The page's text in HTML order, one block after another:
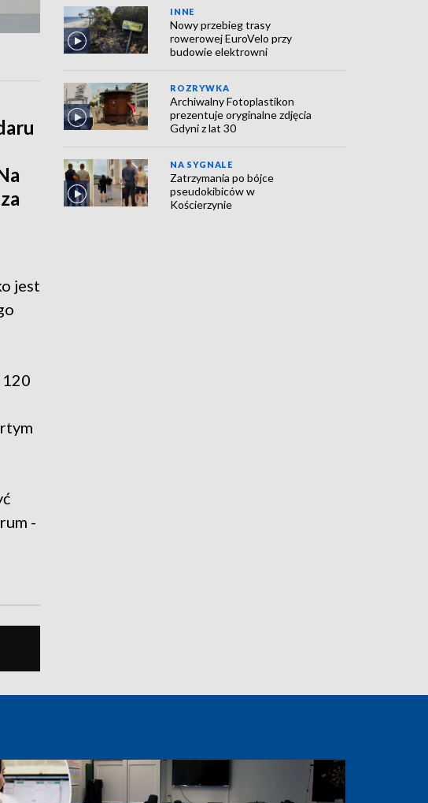
jest
120
-
INNE
Nowy przebieg trasy
rowerowej EuroVelo przy
budowie elektrowni
ROZRYWKA
Archiwalny Fotoplastikon
prezentuje oryginalne zdjęcia
Gdyni z lat 30
NA SYGNALE
Zatrzymania po bójce
pseudokibiców w
Kościerzynie